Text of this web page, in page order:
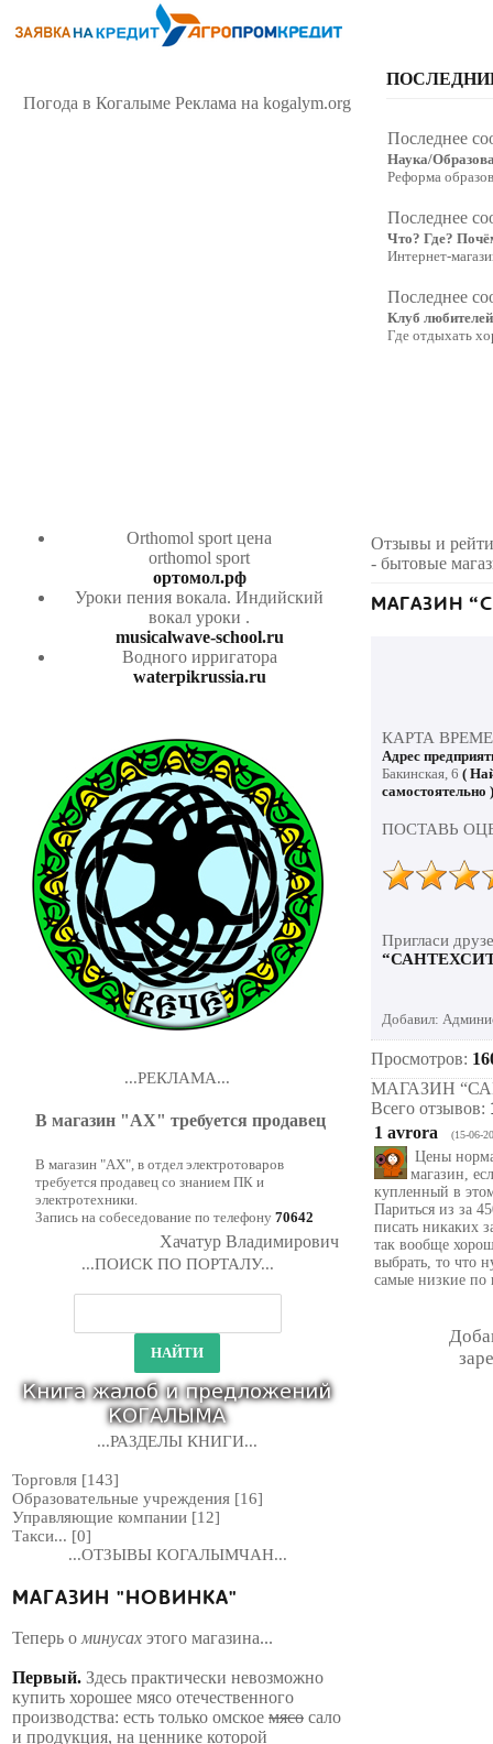
Погода в Когалыме Реклама на kogalym.org
Последнее
Наука/
Реформа
Последнее
Что? Где?
Интернет-
Последнее
Клуб
Где отдыхать
Orthomol sport цена
orthomol sport
ортомол.рф
Уроки пения вокала. Индийский
вокал уроки .
musicalwave-school.ru
Водного ирригатора
waterpikrussia.ru
...РЕКЛАМА...
В магазин "АХ" требуется продавец
В магазин "АХ", в отдел электротоваров
требуется продавец со знанием ПК и
электротехники.
Запись на собеседование по телефону 70642
Хачатур Владимирович
...ПОИСК ПО ПОРТАЛУ...
...РАЗДЕЛЫ КНИГИ...
Торговля [143]
Образовательные учреждения [16]
Управляющие компании [12]
Такси... [0]
...ОТЗЫВЫ КОГАЛЫМЧАН...
МАГАЗИН "НОВИНКА"
Теперь о минусах этого магазина...
Первый. Здесь практически невозможно
купить хорошее мясо отечественного
производства: есть только омское мясо сало
и продукция, на ценнике которой
Отзывы и
- бытовые
МАГАЗИН
КАРТА
Адрес
Бакинская, 6 (
самостоятельно )
ПОСТАВЬ
Пригласи
Добавил:
Просмотров:
МАГАЗИН
Всего отзывов:
1 avrora (15-06-
Цены
магазин,
купленный в
Париться из за
писать никаких
так вообще
выбрать, то что
самые низкие по